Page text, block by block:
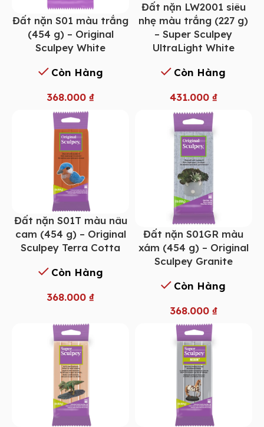
Đất nặn S01 màu trắng
(454 g) – Original
Sculpey White
Còn Hàng
368.000 ₫
Đất nặn LW2001 siêu
nhẹ màu trắng (227 g)
– Super Sculpey
UltraLight White
Còn Hàng
431.000 ₫
Đất nặn S01T màu nâu
cam (454 g) – Original
Sculpey Terra Cotta
Còn Hàng
368.000 ₫
Đất nặn S01GR màu
xám (454 g) – Original
Sculpey Granite
Còn Hàng
368.000 ₫